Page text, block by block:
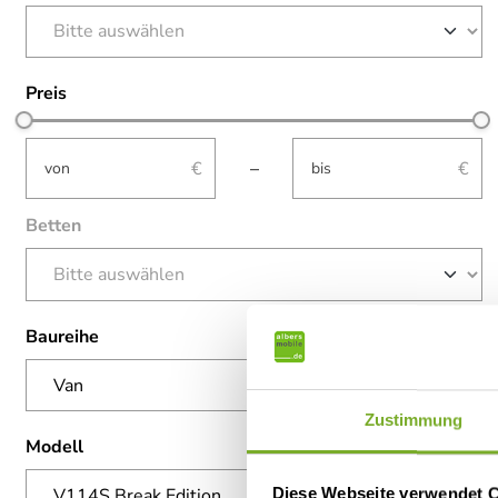
Zustimmung
Diese Webseite verwendet
Preis
–
Betten
Baureihe
Modell